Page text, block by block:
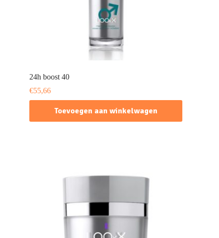
24h boost 40
€55,66
Toevoegen aan winkelwagen